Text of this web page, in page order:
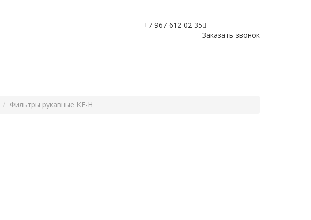
Заказать звонок
+7 967-612-02-35
Фильтры рукавные КЕ-Н